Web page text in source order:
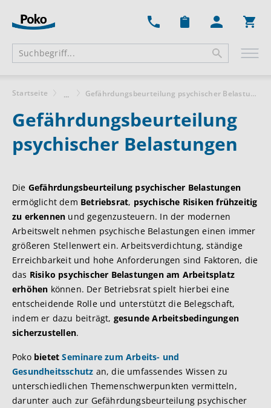
Startseite ... Gefährdungsbeurteilung psychischer Belastungen
Gefährdungsbeurteilung
psychischer Belastungen
Die Gefährdungsbeurteilung psychischer Belastungen
ermöglicht dem Betriebsrat, psychische Risiken frühzeitig
zu erkennen und gegenzusteuern. In der modernen
Arbeitswelt nehmen psychische Belastungen einen immer
größeren Stellenwert ein. Arbeitsverdichtung, ständige
Erreichbarkeit und hohe Anforderungen sind Faktoren, die
das Risiko psychischer Belastungen am Arbeitsplatz
erhöhen können. Der Betriebsrat spielt hierbei eine
entscheidende Rolle und unterstützt die Belegschaft,
indem er dazu beiträgt, gesunde Arbeitsbedingungen
sicherzustellen.
Poko bietetSeminare zum Arbeits- und
Gesundheitsschutz an, die umfassendes Wissen zu
unterschiedlichen Themenschwerpunkten vermitteln,
darunter auch zur Gefährdungsbeurteilung psychischer